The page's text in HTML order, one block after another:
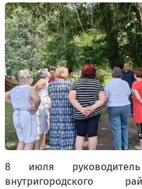
8 июля
внутригородского